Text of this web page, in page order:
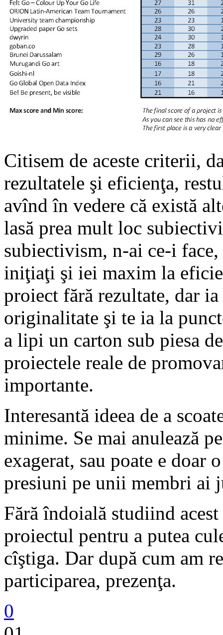
Citisem de aceste criterii,
rezultatele şi eficienţa,
avînd în vedere că există
lasă prea mult loc
subiectivism, n-ai ce-i
iniţiaţi şi iei maxim la
proiect fără rezultate, dar
originalitate şi te ia la
a lipi un carton sub piesa
proiectele reale de
importante.
Interesantă ideea de a
minime. Se mai anulează
exagerat, sau poate e doar
presiuni pe unii membri ai
Fără îndoială studiind
proiectul pentru a putea
cîştiga. Dar după cum am
participarea, prezenţa.
0